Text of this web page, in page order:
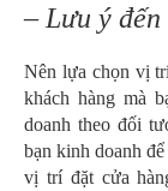
– Lưu ý
Nên lựa chọn vị
khách hàng mà
doanh theo đối
bạn kinh doanh
vị trí đặt cửa